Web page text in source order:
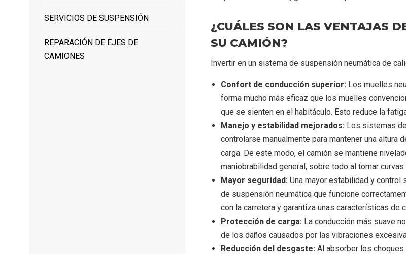
SERVICIOS DE SUSPENSIÓN
REPARACIÓN DE EJES DE
CAMIONES
¿CUÁLES SON LAS VENTAJAS
SU CAMIÓN?
Invertir en un sistema de suspensión neumática de
Confort de conducción superior:Los muelles
forma mucho más eficaz que los muelles
que se sienten en el habitáculo. Esto reduce la
Manejo y estabilidad mejorados:Los sistemas de
controlarse manualmente para mantener una
carga. De este modo, el camión se mantiene
maniobrabilidad general, sobre todo al tomar
Mayor seguridad:Una mayor estabilidad y control
de suspensión neumática que funcione
con la carretera y garantiza unas características
Protección de carga:La conducción más suave
de los daños causados por las vibraciones
Reducción del desgaste:Al absorber los choques